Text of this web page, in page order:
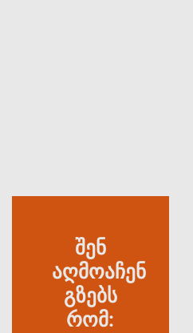
შენ
აღმოაჩენ
გზებს
რომ: